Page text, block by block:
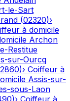
le-Sart
(02320)›
à domicile
Archon
Restitue
sur-Ourcq
)› Coiffeur à
Assis-sur-
sous-Laon